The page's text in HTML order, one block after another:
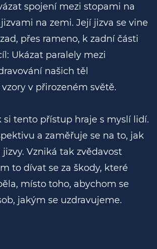
spojení mezi stopami na
na zemi. Její jizva se vine
přes rameno, k zadní části
Ukázat paralely mezi
našich těl
v přirozeném světě.
si tento přístup hraje s myslí lidí.
a zaměřuje se na to, jak
Vzniká tak zvědavost
to dívat se za škody, které
místo toho, abychom se
jakým se uzdravujeme.